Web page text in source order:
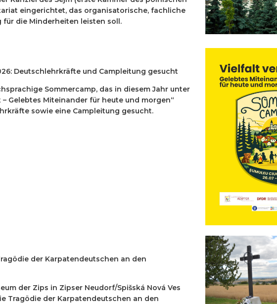
eingerichtet, das organisatorische, fachliche
die Minderheiten leisten soll.
Deutschlehrkräfte und Campleitung gesucht
Sommercamp, das in diesem Jahr unter
Gelebtes Miteinander für heute und morgen“
sowie eine Campleitung gesucht.
der Karpatendeutschen an den
der Zips in Zipser Neudorf/Spišská Nová Ves
Tragödie der Karpatendeutschen an den